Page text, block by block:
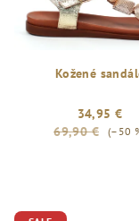
Kožené
34,95 €
69,90 €
(–50